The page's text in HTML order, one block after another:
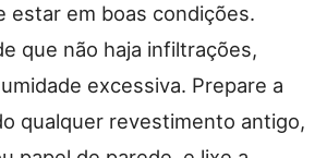
estar em boas condições.
que não haja infiltrações,
excessiva. Prepare a
qualquer revestimento antigo,